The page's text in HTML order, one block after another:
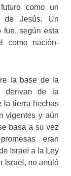
como un
de Jesús. Un
fue, según esta
como nación-
la base de la
derivan de la
la tierra hechas
vigentes y aún
basa a su vez
eran
Israel a la Ley
Israel, no anuló